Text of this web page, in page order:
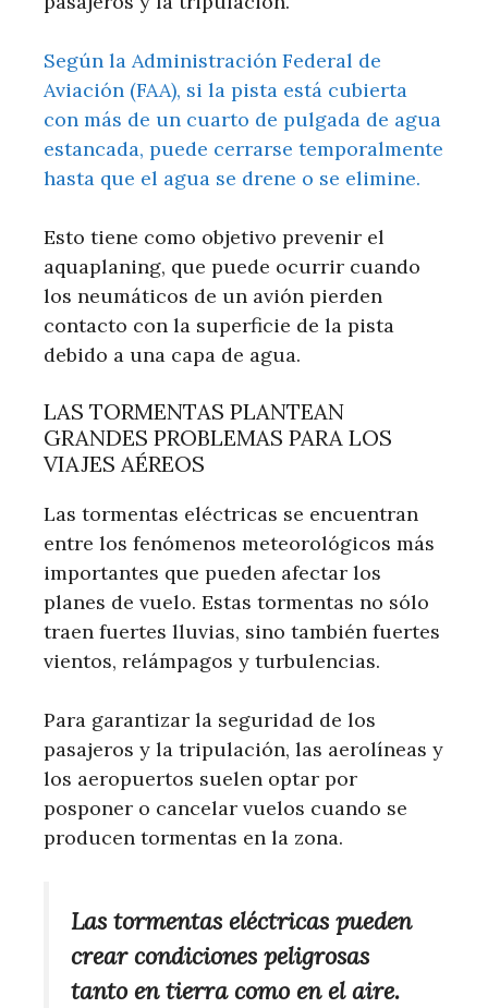
Según la Administración Federal de
Aviación (FAA), si la pista está cubierta
con más de un cuarto de pulgada de agua
estancada, puede cerrarse temporalmente
hasta que el agua se drene o se elimine.
Esto tiene como objetivo prevenir el
aquaplaning, que puede ocurrir cuando
los neumáticos de un avión pierden
contacto con la superficie de la pista
debido a una capa de agua.
LAS TORMENTAS PLANTEAN
GRANDES PROBLEMAS PARA LOS
VIAJES AÉREOS
Las tormentas eléctricas se encuentran
entre los fenómenos meteorológicos más
importantes que pueden afectar los
planes de vuelo. Estas tormentas no sólo
traen fuertes lluvias, sino también fuertes
vientos, relámpagos y turbulencias.
Para garantizar la seguridad de los
pasajeros y la tripulación, las aerolíneas y
los aeropuertos suelen optar por
posponer o cancelar vuelos cuando se
producen tormentas en la zona.
Las tormentas eléctricas pueden
crear condiciones peligrosas
tanto en tierra como en el aire.